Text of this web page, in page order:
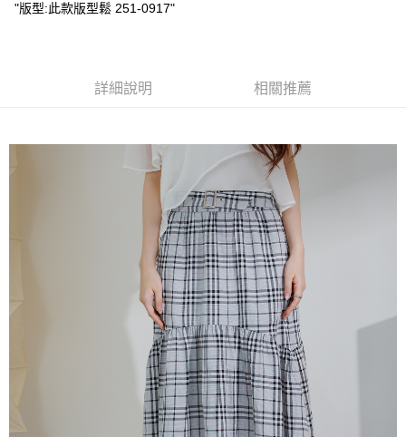
每筆NT$60，滿NT$2,000(含以上)免運費
每筆NT$60，滿NT$2,000(含以上)免運費
7-11取貨付款
每筆NT$60，滿NT$2,000(含以上)免運費
付款後7-11取貨
每筆NT$60，滿NT$2,000(含以上)免運費
每筆NT$80，滿NT$2,000(含以上)免運費
"版型:此款版型鬆 251-0917"
詳細說明 相關推薦